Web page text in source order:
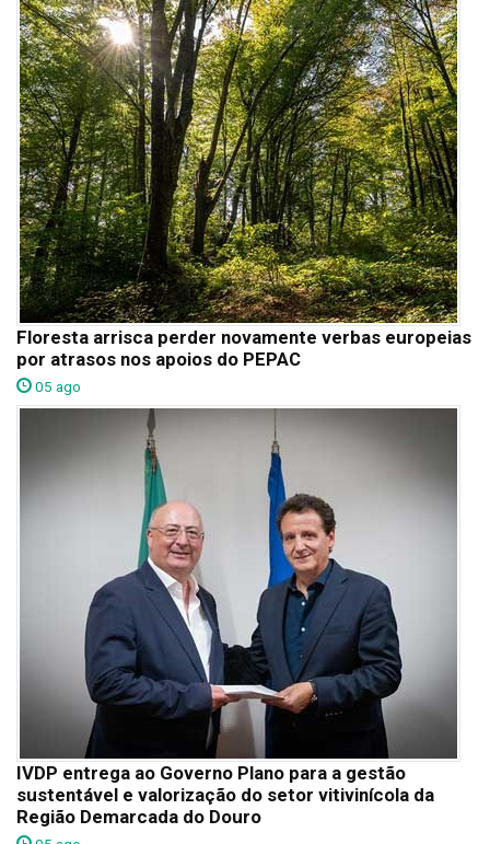
Floresta arrisca perder novamente verbas europeias
por atrasos nos apoios do PEPAC
05 ago
IVDP entrega ao Governo Plano para a gestão
sustentável e valorização do setor vitivinícola da
Região Demarcada do Douro